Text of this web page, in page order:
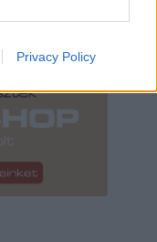
Privacy Policy